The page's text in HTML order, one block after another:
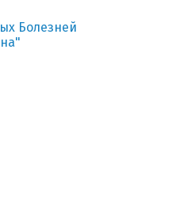
Болезней